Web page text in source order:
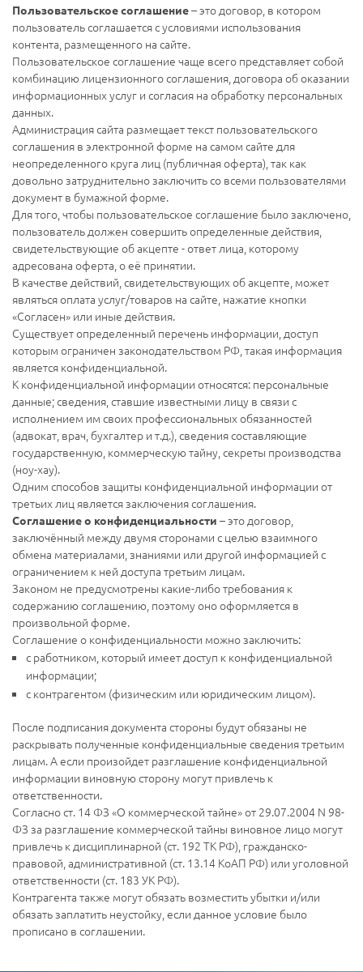
Пользовательское соглашение– это договор, в котором
пользователь соглашается с условиями использования
контента, размещенного на сайте.
Пользовательское соглашение чаще всего представляет собой
комбинацию лицензионного соглашения, договора об оказании
информационных услуг и согласия на обработку персональных
данных.
Администрация сайта размещает текст пользовательского
соглашения в электронной форме на самом сайте для
неопределенного круга лиц (публичная оферта), так как
довольно затруднительно заключить со всеми пользователями
документ в бумажной форме.
Для того, чтобы пользовательское соглашение было заключено,
пользователь должен совершить определенные действия,
свидетельствующие об акцепте - ответ лица, которому
адресована оферта, о её принятии.
В качестве действий, свидетельствующих об акцепте, может
являться оплата услуг/товаров на сайте, нажатие кнопки
«Согласен» или иные действия.
Существует определенный перечень информации, доступ
которым ограничен законодательством РФ, такая информация
является конфиденциальной.
К конфиденциальной информации относятся: персональные
данные; сведения, ставшие известными лицу в связи с
исполнением им своих профессиональных обязанностей
(адвокат, врач, бухгалтер и т.д.), сведения составляющие
государственную, коммерческую тайну, секреты производства
(ноу-хау).
Одним способов защиты конфиденциальной информации от
третьих лиц является заключения соглашения.
Соглашение о конфиденциальности – это договор,
заключённый между двумя сторонами с целью взаимного
обмена материалами, знаниями или другой информацией с
ограничением к ней доступа третьим лицам.
Законом не предусмотрены какие-либо требования к
содержанию соглашению, поэтому оно оформляется в
произвольной форме.
Соглашение о конфиденциальности можно заключить:
с работником, который имеет доступ к конфиденциальной
информации;
с контрагентом (физическим или юридическим лицом).
После подписания документа стороны будут обязаны не
раскрывать полученные конфиденциальные сведения третьим
лицам. А если произойдет разглашение конфиденциальной
информации виновную сторону могут привлечь к
ответственности.
Согласно ст. 14 ФЗ «О коммерческой тайне» от 29.07.2004 N 98-
ФЗ за разглашение коммерческой тайны виновное лицо могут
привлечь к дисциплинарной (ст. 192 ТК РФ), гражданско-
правовой, административной (ст. 13.14 КоАП РФ) или уголовной
ответственности (ст. 183 УК РФ).
Контрагента также могут обязать возместить убытки и/или
обязать заплатить неустойку, если данное условие было
прописано в соглашении.